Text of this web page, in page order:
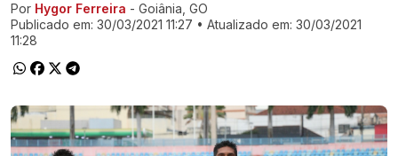
Ir direto pra matéria
Por Hygor Ferreira - Goiânia, GO
Publicado em: 30/03/2021 11:27 • Atualizado em: 30/03/2021
11:28